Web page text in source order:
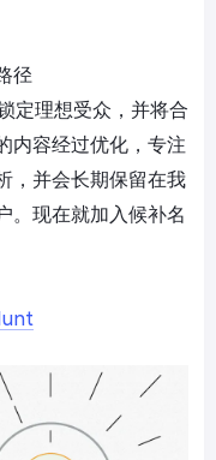
径
定理想受众，并将合
内容经过优化，专注
，并会长期保留在我
。现在就加入候补名